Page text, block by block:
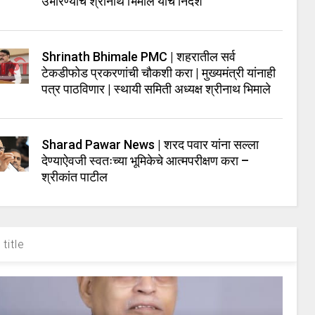
Shrinath Bhimale PMC | शहरातील सर्व
टेकडीफोड प्रकरणांची चौकशी करा | मुख्यमंत्री यांनाही
पत्र पाठविणार | स्थायी समिती अध्यक्ष श्रीनाथ भिमाले
Sharad Pawar News | शरद पवार यांना सल्ला
देण्याऐवजी स्वतःच्या भूमिकेचे आत्मपरीक्षण करा –
श्रीकांत पाटील